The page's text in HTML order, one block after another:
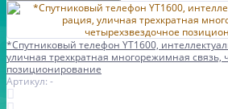
*Спутниковый телефон YT1600,
уличная трехкратная многорежимная связь,
позиционирование
Артикул: -